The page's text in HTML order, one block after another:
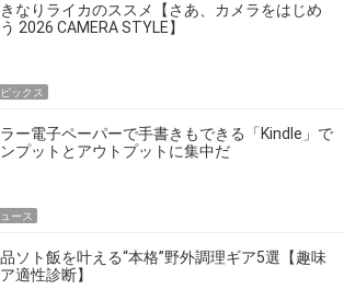
なりライカのススメ【さあ、カメラをはじめ
2026 CAMERA STYLE】
ピックス
ー電子ペーパーで手書きもできる「Kindle」で
プットとアウトプットに集中だ
ース
ソト飯を叶える“本格”野外調理ギア5選【趣味
適性診断】